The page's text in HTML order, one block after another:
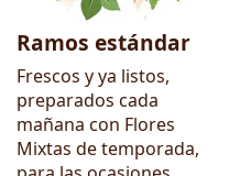
Ramos estándar
Frescos y ya listos,
preparados cada
mañana con Flores
Mixtas de temporada,